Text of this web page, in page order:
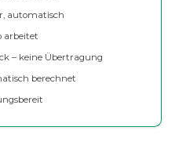
automatisch
arbeitet
– keine Übertragung
berechnet